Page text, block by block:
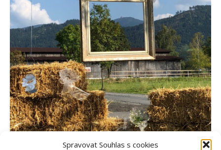
Spravovat Souhlas s cookies